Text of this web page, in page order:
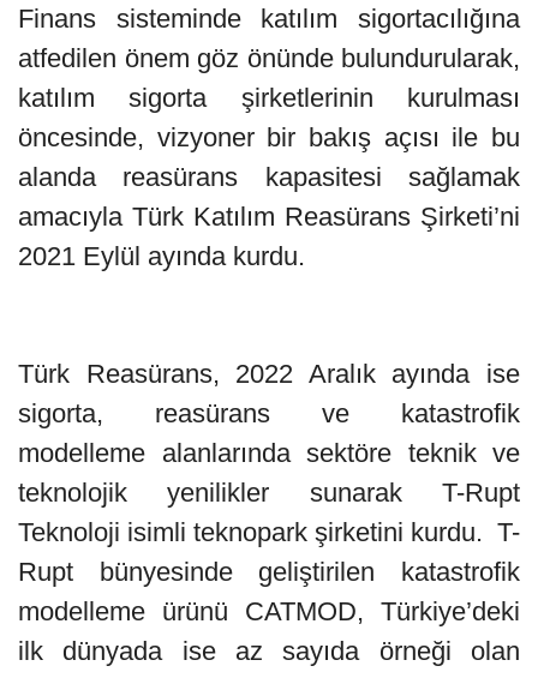
Finans sisteminde katılım sigortacılığına
atfedilen önem göz önünde bulundurularak,
katılım sigorta şirketlerinin kurulması
öncesinde, vizyoner bir bakış açısı ile bu
alanda reasürans kapasitesi sağlamak
amacıyla Türk Katılım Reasürans Şirketi’ni
2021 Eylül ayında kurdu.
Türk Reasürans, 2022 Aralık ayında ise
sigorta, reasürans ve katastrofik
modelleme alanlarında sektöre teknik ve
teknolojik yenilikler sunarak T-Rupt
Teknoloji isimli teknopark şirketini kurdu. T-
Rupt bünyesinde geliştirilen katastrofik
modelleme ürünü CATMOD, Türkiye’deki
ilk dünyada ise az sayıda örneği olan